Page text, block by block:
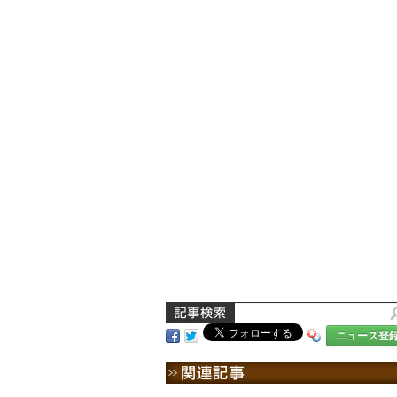
ニュース登